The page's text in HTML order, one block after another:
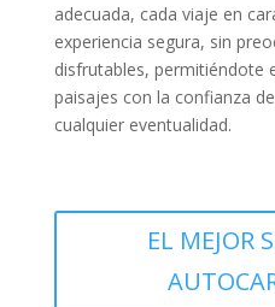
adecuada, cada viaje en
experiencia segura, sin
disfrutables, permitiéndote
paisajes con la confianza
cualquier eventualidad.
EL MEJOR